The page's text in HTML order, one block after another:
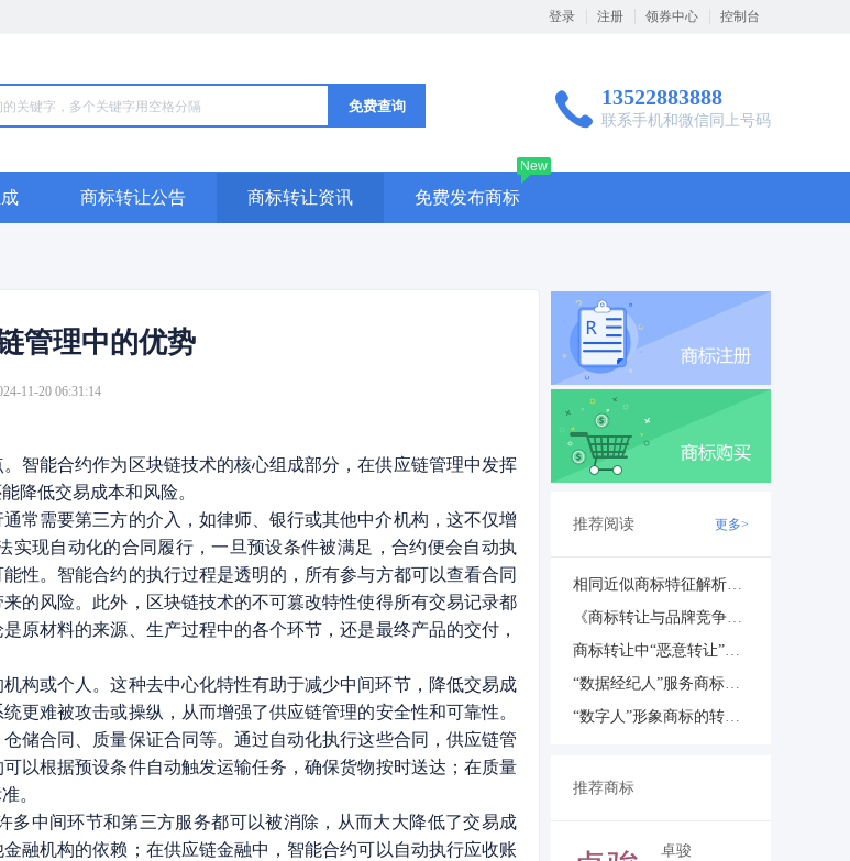
登录 注册 领券中心 控制台
免费查询 13522883888
联系手机和微信同上号码
商标转让公告 商标转让资讯 免费发布商标
New
管理中的优势
11-20 06:31:14
智能合约作为区块链技术的核心组成部分，在供应链管理中发挥
降低交易成本和风险。
常需要第三方的介入，如律师、银行或其他中介机构，这不仅增
现自动化的合同履行，一旦预设条件被满足，合约便会自动执
性。智能合约的执行过程是透明的，所有参与方都可以查看合同
的风险。此外，区块链技术的不可篡改特性使得所有交易记录都
原材料的来源、生产过程中的各个环节，还是最终产品的交付，
构或个人。这种去中心化特性有助于减少中间环节，降低交易成
更难被攻击或操纵，从而增强了供应链管理的安全性和可靠性。
储合同、质量保证合同等。通过自动化执行这些合同，供应链管
以根据预设条件自动触发运输任务，确保货物按时送达；在质量
。
中间环节和第三方服务都可以被消除，从而大大降低了交易成
融机构的依赖；在供应链金融中，智能合约可以自动执行应收账
推荐阅读 更多>
相同近似商标特征解析与市场隐患
《商标转让与品牌竞争风险：竞争失利的防范》
商标转让中“恶意转让”认定标准：法律如何界定？
“数据经纪人”服务商标的转让与监管
“数字人”形象商标的转让与人格权纠纷
推荐商标
卓骏